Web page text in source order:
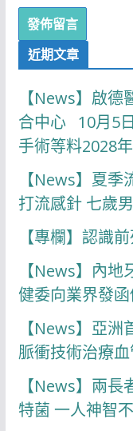
近期文章
【News】啟
合中心 10月5
手術等料2028
【News】夏
打流感針 七歲
【專欄】認識
【News】內
健委向業界發
【News】亞
脈衝技術治療
【News】兩
特菌 一人神智